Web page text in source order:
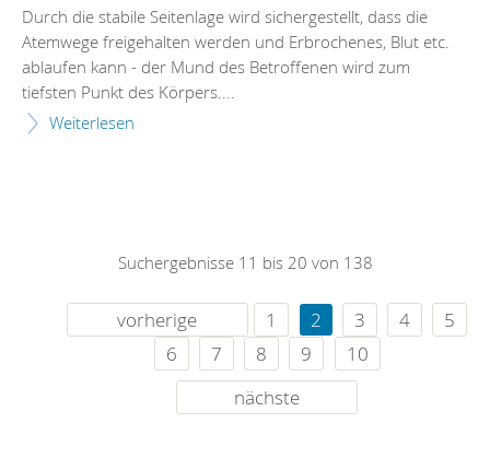
Durch die stabile Seitenlage wird sichergestellt, dass die
Atemwege freigehalten werden und Erbrochenes, Blut etc.
ablaufen kann - der Mund des Betroffenen wird zum
tiefsten Punkt des Körpers....
Weiterlesen
Suchergebnisse 11 bis 20 von 138
vorherige 1 2 3 4
5
6
7 8 9
10
nächste